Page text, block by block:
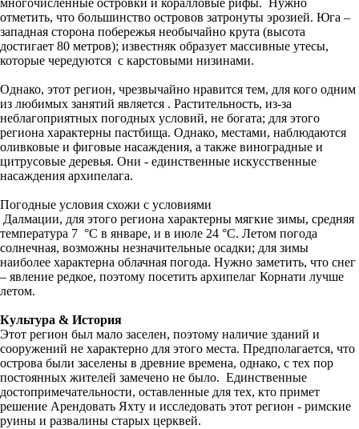
многочисленные островки и коралловые рифы. Нужно
отметить, что большинство островов затронуты эрозией. Юга –
западная сторона побережья необычайно крута (высота
достигает 80 метров); известняк образует массивные утесы,
которые чередуются с карстовыми низинами.
Однако, этот регион, чрезвычайно нравится тем, для кого одним
из любимых занятий является . Растительность, из-за
неблагоприятных погодных условий, не богата; для этого
региона характерны пастбища. Однако, местами, наблюдаются
оливковые и фиговые насаждения, а также виноградные и
цитрусовые деревья. Они - единственные искусственные
насаждения архипелага.
Погодные условия схожи с условиями
Далмации, для этого региона характерны мягкие зимы, cредняя
температура 7 °С в январе, и в июле 24 °С. Летом погода
солнечная, возможны незначительные осадки; для зимы
наиболее характерна облачная погода. Нужно заметить, что снег
– явление редкое, поэтому посетить архипелаг Корнати лучше
летом.
Культура & История
Этот регион был мало заселен, поэтому наличие зданий и
сооружений не характерно для этого места. Предполагается, что
острова были заселены в древние времена, однако, с тех пор
постоянных жителей замечено не было. Единственные
достопримечательности, оставленные для тех, кто примет
решение Арендовать Яхту и исследовать этот регион - римские
руины и развалины старых церквей.